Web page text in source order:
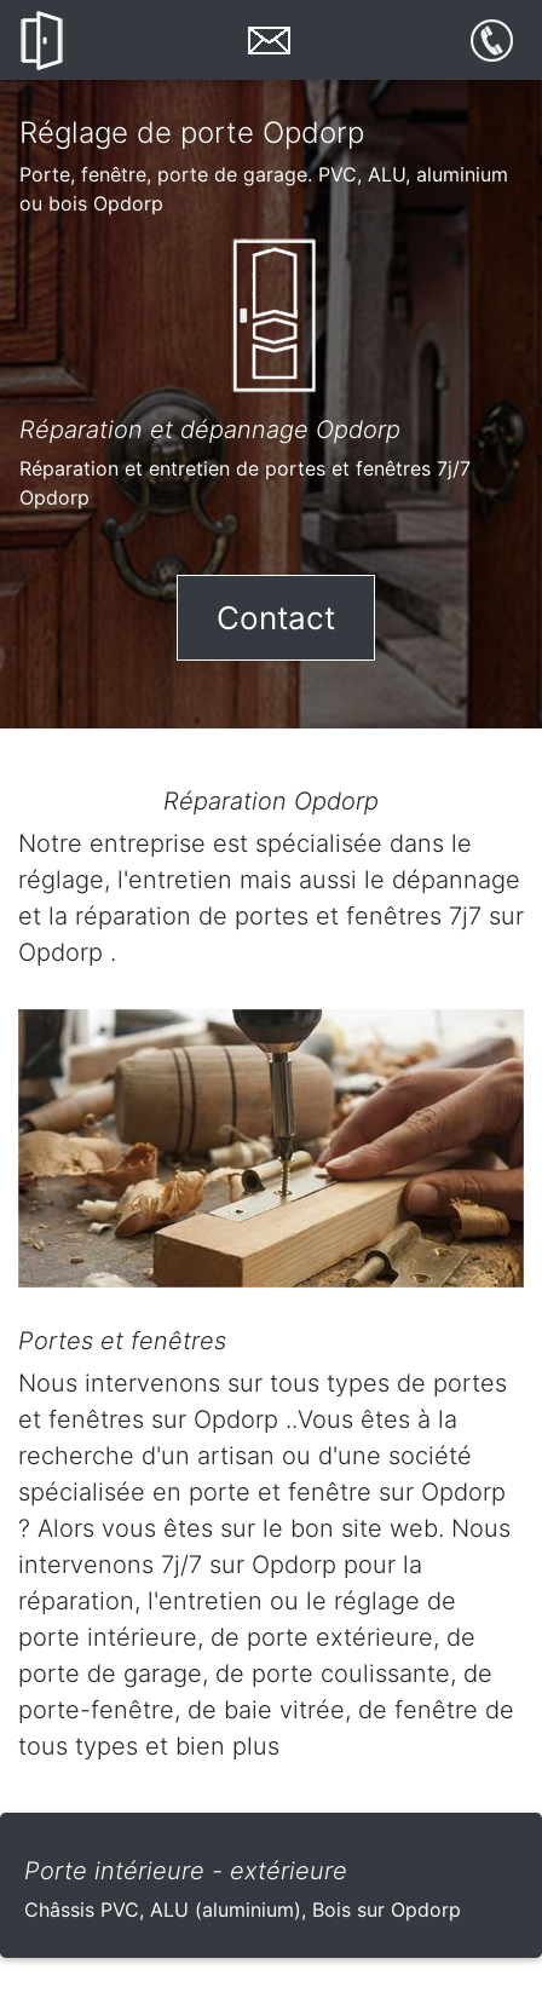
Réglage de porte Opdorp
Porte, fenêtre, porte de garage. PVC, ALU, aluminium
ou bois Opdorp
Réparation et dépannage Opdorp
Réparation et entretien de portes et fenêtres 7j/7
Opdorp
Contact
Réparation Opdorp
Notre entreprise est spécialisée dans le
réglage, l'entretien mais aussi le dépannage
et la réparation de portes et fenêtres 7j7 sur
Opdorp .
Portes et fenêtres
Nous intervenons sur tous types de portes
et fenêtres sur Opdorp ..Vous êtes à la
recherche d'un artisan ou d'une société
spécialisée en porte et fenêtre sur Opdorp
? Alors vous êtes sur le bon site web. Nous
intervenons 7j/7 sur Opdorp pour la
réparation, l'entretien ou le réglage de
porte intérieure, de porte extérieure, de
porte de garage, de porte coulissante, de
porte-fenêtre, de baie vitrée, de fenêtre de
tous types et bien plus
Porte intérieure - extérieure
Châssis PVC, ALU (aluminium), Bois sur Opdorp